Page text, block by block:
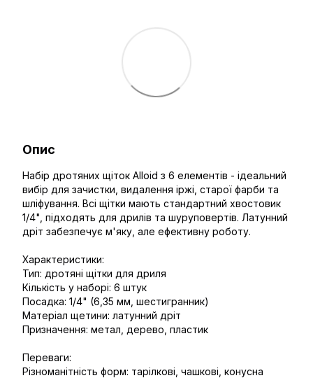
Опис
Набір дротяних щіток Alloid з 6 елементів - ідеальний
вибір для зачистки, видалення іржі, старої фарби та
шліфування. Всі щітки мають стандартний хвостовик
1/4", підходять для дрилів та шуруповертів. Латунний
дріт забезпечує м'яку, але ефективну роботу.
Характеристики:
Тип: дротяні щітки для дриля
Кількість у наборі: 6 штук
Посадка: 1/4" (6,35 мм, шестигранник)
Матеріал щетини: латунний дріт
Призначення: метал, дерево, пластик
Переваги:
Різноманітність форм: тарілкові, чашкові, конусна